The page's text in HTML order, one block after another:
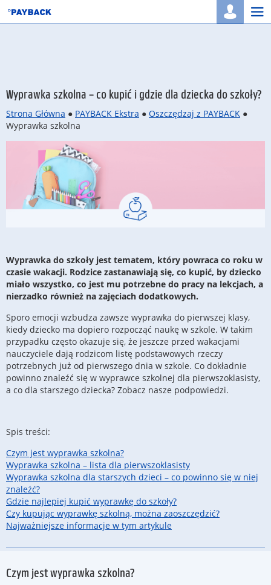
Wyprawka szkolna – co kupić i gdzie dla dziecka do szkoły?
Strona Główna ● PAYBACK Ekstra ● Oszczędzaj z PAYBACK ●
Wyprawka szkolna
Wyprawka do szkoły jest tematem, który powraca co roku w
czasie wakacji. Rodzice zastanawiają się, co kupić, by dziecko
miało wszystko, co jest mu potrzebne do pracy na lekcjach, a
nierzadko również na zajęciach dodatkowych.
Sporo emocji wzbudza zawsze wyprawka do pierwszej klasy,
kiedy dziecko ma dopiero rozpocząć naukę w szkole. W takim
przypadku często okazuje się, że jeszcze przed wakacjami
nauczyciele dają rodzicom listę podstawowych rzeczy
potrzebnych już od pierwszego dnia w szkole. Co dokładnie
powinno znaleźć się w wyprawce szkolnej dla pierwszoklasisty,
a co dla starszego dziecka? Zobacz nasze podpowiedzi.
Spis treści:
Czym jest wyprawka szkolna?
Wyprawka szkolna – lista dla pierwszoklasisty
Wyprawka szkolna dla starszych dzieci – co powinno się w niej
znaleźć?
Gdzie najlepiej kupić wyprawkę do szkoły?
Czy kupując wyprawkę szkolną, można zaoszczędzić?
Najważniejsze informacje w tym artykule
Czym jest wyprawka szkolna?